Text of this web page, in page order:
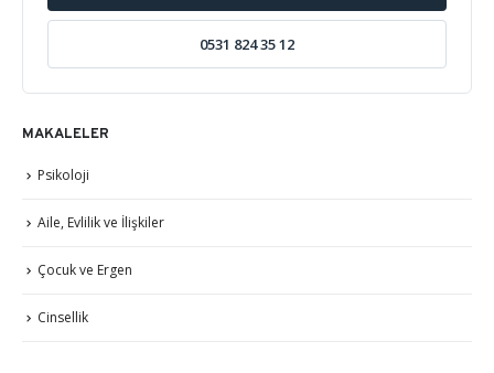
0531 824 35 12
MAKALELER
Psikoloji
Aile, Evlilik ve İlişkiler
Çocuk ve Ergen
Cinsellik